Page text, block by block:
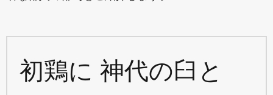
初鶏に 神代の臼と